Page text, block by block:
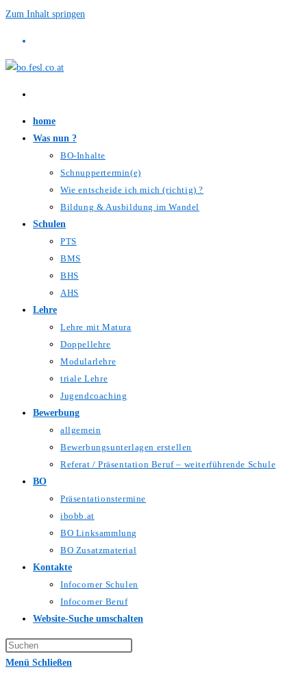
Zum Inhalt springen
home
Was nun ?
BO-Inhalte
Schnuppertermin(e)
Wie entscheide ich mich (richtig) ?
Bildung & Ausbildung im Wandel
Schulen
PTS
BMS
BHS
AHS
Lehre
Lehre mit Matura
Doppellehre
Modularlehre
triale Lehre
Jugendcoaching
Bewerbung
allgemein
Bewerbungsunterlagen erstellen
Referat / Präsentation Beruf – weiterführende Schule
BO
Präsentationstermine
ibobb.at
BO Linksammlung
BO Zusatzmaterial
Kontakte
Infocorner Schulen
Infocorner Beruf
Website-Suche umschalten
Menü Schließen